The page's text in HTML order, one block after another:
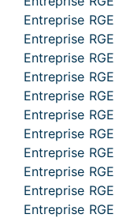
Entreprise
Entreprise
Entreprise
Entreprise
Entreprise
Entreprise
Entreprise
Entreprise
Entreprise
Entreprise
Entreprise